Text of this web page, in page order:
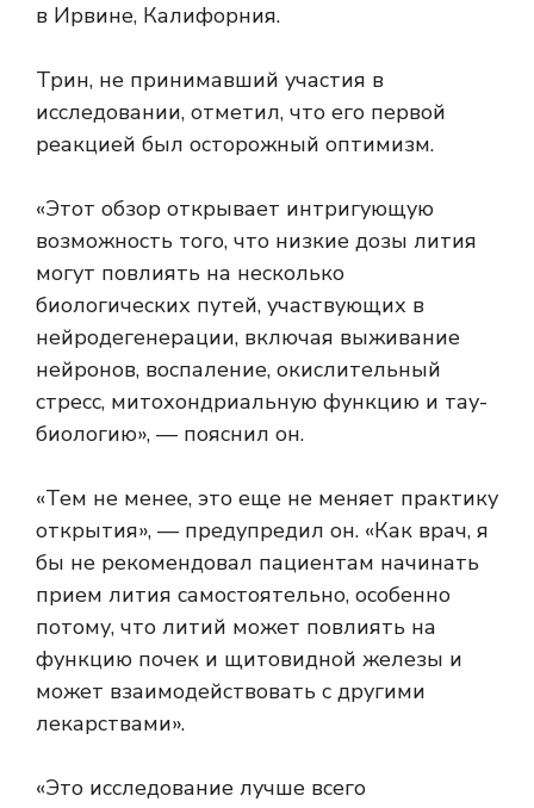
в Ирвине, Калифорния.
Трин, не принимавший участия в
исследовании, отметил, что его первой
реакцией был осторожный оптимизм.
«Этот обзор открывает интригующую
возможность того, что низкие дозы лития
могут повлиять на несколько
биологических путей, участвующих в
нейродегенерации, включая выживание
нейронов, воспаление, окислительный
стресс, митохондриальную функцию и тау-
биологию», — пояснил он.
«Тем не менее, это еще не меняет практику
открытия», — предупредил он. «Как врач, я
бы не рекомендовал пациентам начинать
прием лития самостоятельно, особенно
потому, что литий может повлиять на
функцию почек и щитовидной железы и
может взаимодействовать с другими
лекарствами».
«Это исследование лучше всего